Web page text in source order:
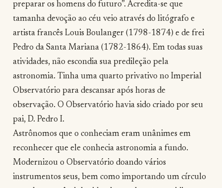
preparar os homens do futuro”. Acredita-se que
tamanha devoção ao céu veio através do litógrafo e
artista francês Louis Boulanger (1798-1874) e de frei
Pedro da Santa Mariana (1782-1864). Em todas suas
atividades, não escondia sua predileção pela
astronomia. Tinha uma quarto privativo no Imperial
Observatório para descansar após horas de
observação. O Observatório havia sido criado por seu
pai, D. Pedro I.
Astrônomos que o conheciam eram unânimes em
reconhecer que ele conhecia astronomia a fundo.
Modernizou o Observatório doando vários
instrumentos seus, bem como importando um círculo